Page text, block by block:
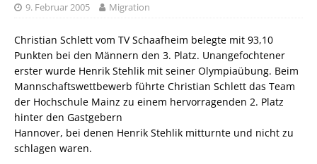
9. Februar 2005 Migration
Christian Schlett vom TV Schaafheim belegte mit 93,10
Punkten bei den Männern den 3. Platz. Unangefochtener
erster wurde Henrik Stehlik mit seiner Olympiaübung. Beim
Mannschaftswettbewerb führte Christian Schlett das Team
der Hochschule Mainz zu einem hervorragenden 2. Platz
hinter den Gastgebern
Hannover, bei denen Henrik Stehlik mitturnte und nicht zu
schlagen waren.